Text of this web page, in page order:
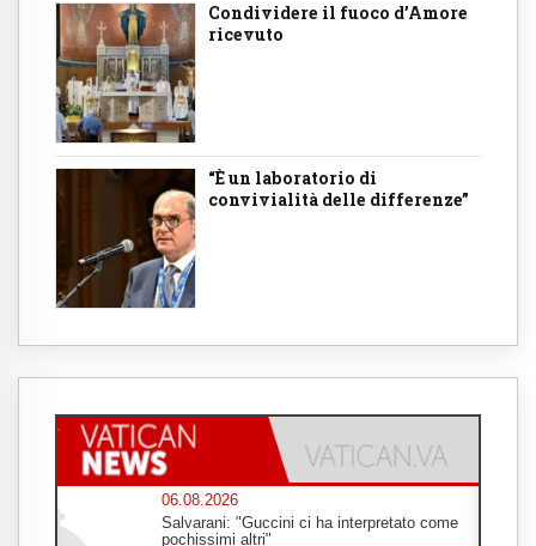
Condividere il fuoco d’Amore
ricevuto
“È un laboratorio di
convivialità delle differenze”
06.08.2026
Salvarani: "Guccini ci ha interpretato come
pochissimi altri"